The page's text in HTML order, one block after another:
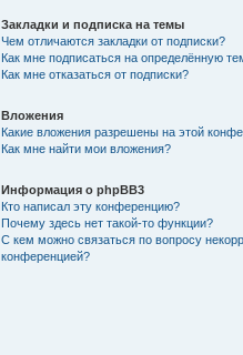
Закладки и подписка на темы
Чем отличаются закладки от подписки?
Как мне подписаться на определённую
Как мне отказаться от подписки?
Вложения
Какие вложения разрешены на этой
Как мне найти мои вложения?
Информация о phpBB3
Кто написал эту конференцию?
Почему здесь нет такой-то функции?
С кем можно связаться по вопросу
конференцией?